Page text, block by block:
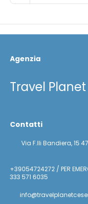
Agenzia
Travel Planet
Contatti
Via F.lli Bandiera, 15
+39054724272 / PER
333 571 6035